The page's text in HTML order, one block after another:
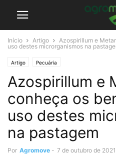
Início Artigo
Azospirillum e
uso destes microrganismos na
Artigo Pecuária
Azospirillum e
conheça os
uso destes
na pastagem
Por Agromove - 7 de outubro de 2021